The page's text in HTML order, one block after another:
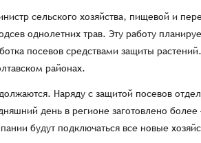
сельского хозяйства, пищевой и
однолетних трав. Эту работу
посевов средствами защиты
районах.
Наряду с защитой посевов
день в регионе заготовлено
будут подключаться все новые